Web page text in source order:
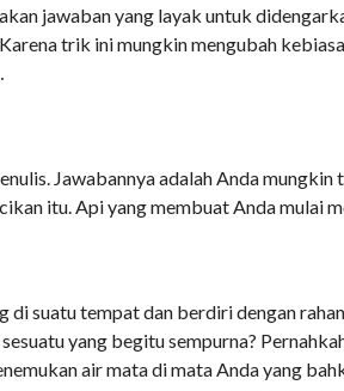
jawaban yang layak untuk
trik ini mungkin mengubah
Jawabannya adalah Anda mungkin
itu. Api yang membuat Anda mulai
di suatu tempat dan berdiri dengan
yang begitu sempurna?
air mata di mata Anda yang